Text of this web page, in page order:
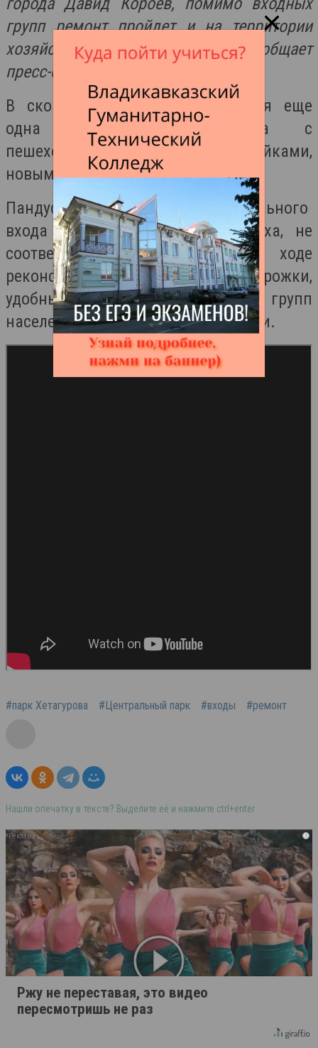
групп ремонт пройдет и на территории
хозяйственного двора. Об этом сообщает
пресс-служба АМС г.Владикавказа.
В скором времени там появится еще
одна благоустроенная зона с
пешеходными дорожками, скамейками,
новым освещением.
Пандус, установленный у центрального
входа в парк культуры и отдыха, не
соответствовал нормам. В ходе
реконструкции его заменят на дорожки,
удобные для маломобильных групп
населения и родителей с колясками.
#парк Хетагурова #Центральный парк #входы #ремонт
Нашли опечатку в тексте? Выделите её и нажмите ctrl+enter
i
Ржу не переставая, это видео
пересмотришь не раз